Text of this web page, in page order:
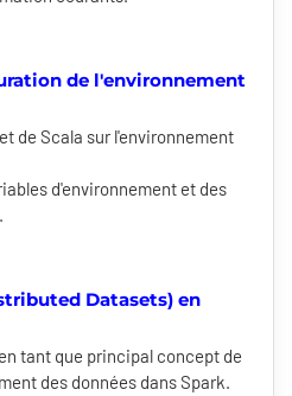
de l'environnement
de Scala sur l'environnement
d'environnement et des
Datasets) en
tant que principal concept de
des données dans Spark.